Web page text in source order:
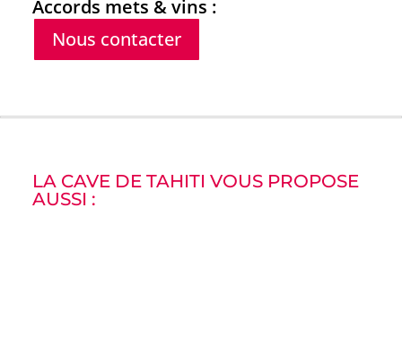
Accords mets & vins :
Nous contacter
LA CAVE DE TAHITI VOUS PROPOSE
AUSSI :